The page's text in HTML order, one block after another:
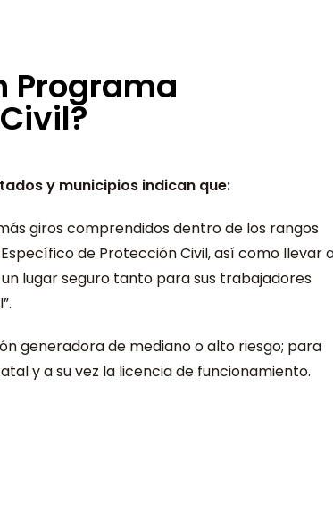
Programa
y municipios indican que:
giros comprendidos dentro de los rangos
de Protección Civil, así como llevar
lugar seguro tanto para sus trabajadores
generadora de mediano o alto riesgo; para
y a su vez la licencia de funcionamiento.